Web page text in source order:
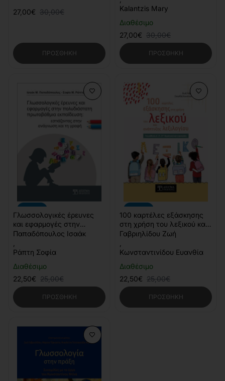
27,00€ 30,00€
ΠΡΟΣΘΉΚΗ
Διαθέσιμο
Kalantzis Mary
27,00€ 30,00€
ΠΡΟΣΘΉΚΗ
Διαθέσιμο
Γλωσσολογικές έρευνες
και εφαρμογές στην
πολυδιάστατη
Παπαδόπουλος Ισαάκ
Ράπτη Σοφία
22,50€ 25,00€
ΠΡΟΣΘΉΚΗ
Διαθέσιμο
100 καρτέλες εξάσκησης
στη χρήση του λεξικού και
ανάπτυξης λεξιλογίου
Γαβριηλίδου Ζωή
Κωνσταντινίδου Ευανθία
22,50€ 25,00€
ΠΡΟΣΘΉΚΗ